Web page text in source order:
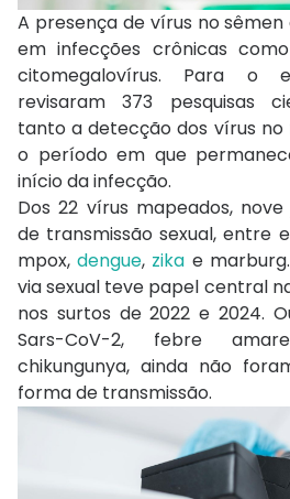
A presença de vírus no
em infecções crônicas
citomegalovírus. Para o
revisaram 373 pesquisas
tanto a detecção dos vírus no
o período em que
início da infecção.
Dos 22 vírus mapeados,
de transmissão sexual, entre
mpox,dengue, zika e
via sexual teve papel central
nos surtos de 2022 e 2024.
Sars-CoV-2, febre
chikungunya, ainda não
forma de transmissão.